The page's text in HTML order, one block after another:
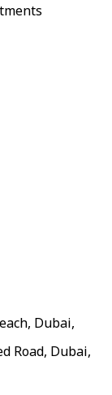
Dubai,
Road, Dubai,